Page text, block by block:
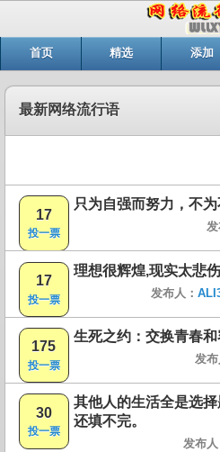
首页 精选 添加
最新网络流行语
17
投一票
只为自强而努力，不
17
投一票
理想很辉煌,现实太悲
发布人：
175
投一票
生死之约：交换青春
发布
30
投一票
其他人的生活全是选
还填不完。
发布人